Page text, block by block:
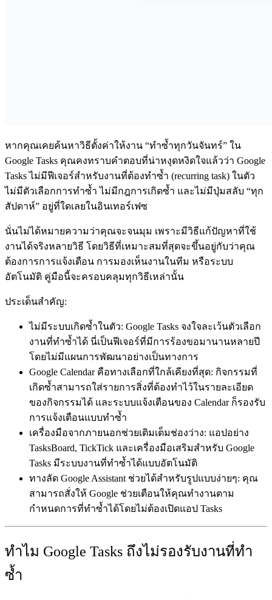
หากคุณเคยค้นหาวิธีตั้งค่าให้งาน “ทำซ้ำทุกวันจันทร์” ใน
Google Tasks คุณคงทราบคำตอบที่น่าหงุดหงิดใจแล้วว่า Google
Tasks ไม่มีฟีเจอร์สำหรับงานที่ต้องทำซ้ำ (recurring task) ในตัว
ไม่มีตัวเลือกการทำซ้ำ ไม่มีกฎการเกิดซ้ำ และไม่มีปุ่มสลับ “ทุก
สัปดาห์” อยู่ที่ใดเลยในอินเทอร์เฟซ
นั่นไม่ได้หมายความว่าคุณจะจนมุม เพราะมีวิธีแก้ปัญหาที่ใช้
งานได้จริงหลายวิธี โดยวิธีที่เหมาะสมที่สุดจะขึ้นอยู่กับว่าคุณ
ต้องการการแจ้งเตือน การมองเห็นงานในทีม หรือระบบ
อัตโนมัติ คู่มือนี้จะครอบคลุมทุกวิธีเหล่านั้น
ประเด็นสำคัญ:
ไม่มีระบบเกิดซ้ำในตัว: Google Tasks จงใจละเว้นตัวเลือก
งานที่ทำซ้ำได้ นี่เป็นฟีเจอร์ที่มีการร้องขอมานานหลายปี
โดยไม่มีแผนการพัฒนาอย่างเป็นทางการ
Google Calendar คือทางเลือกที่ใกล้เคียงที่สุด: กิจกรรมที่
เกิดซ้ำสามารถใส่รายการสิ่งที่ต้องทำไว้ในรายละเอียด
ของกิจกรรมได้ และระบบแจ้งเตือนของ Calendar ก็รองรับ
การแจ้งเตือนแบบทำซ้ำ
เครื่องมือจากภายนอกช่วยเติมเต็มช่องว่าง: แอปอย่าง
TasksBoard, TickTick และเครื่องมือเสริมสำหรับ Google
Tasks มีระบบงานที่ทำซ้ำได้แบบอัตโนมัติ
ทางลัด Google Assistant ช่วยได้สำหรับรูปแบบง่ายๆ: คุณ
สามารถสั่งให้ Google ช่วยเตือนให้คุณทำงานตาม
กำหนดการที่ทำซ้ำได้โดยไม่ต้องเปิดแอป Tasks
ทำไม Google Tasks ถึงไม่รองรับงานที่ทำ
ซ้ำ